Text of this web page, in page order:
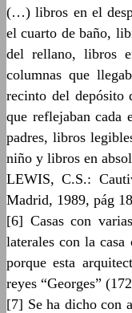
(…) libros en el
el cuarto de baño,
del rellano, libros
columnas que
recinto del depósito
que reflejaban cada
padres, libros
niño y libros en
LEWIS, C.S.:
Madrid, 1989, pág
[6] Casas con
laterales con la casa
porque esta
reyes “Georges”
[7] Se ha dicho con